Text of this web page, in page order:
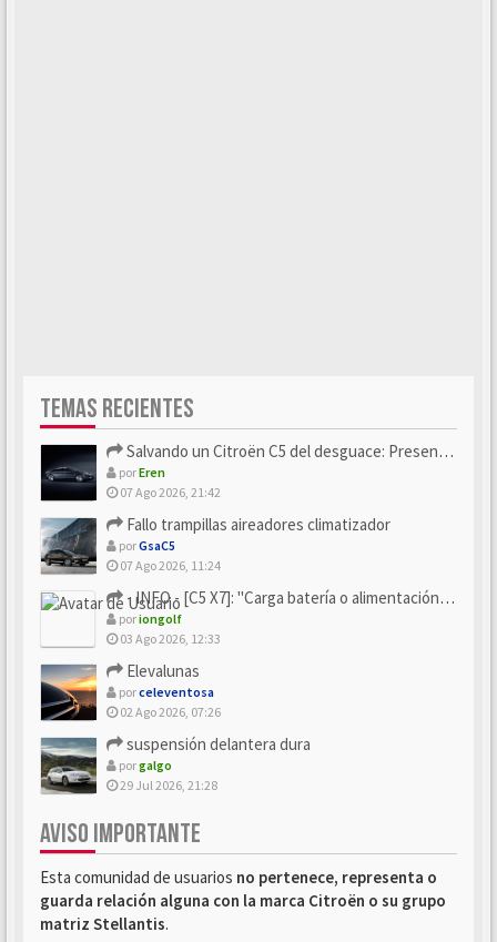
TEMAS RECIENTES
Salvando un Citroën C5 del desguace: Presentación y seguimiento
porEren
07 Ago 2026, 21:42
Fallo trampillas aireadores climatizador
porGsaC5
07 Ago 2026, 11:24
- INFO - [C5 X7]: "Carga batería o alimentación eléctri...
poriongolf
03 Ago 2026, 12:33
Elevalunas
porceleventosa
02 Ago 2026, 07:26
suspensión delantera dura
porgalgo
29 Jul 2026, 21:28
AVISO IMPORTANTE
Esta comunidad de usuarios no pertenece, representa o
guarda relación alguna con la marca Citroën o su grupo
matriz Stellantis.